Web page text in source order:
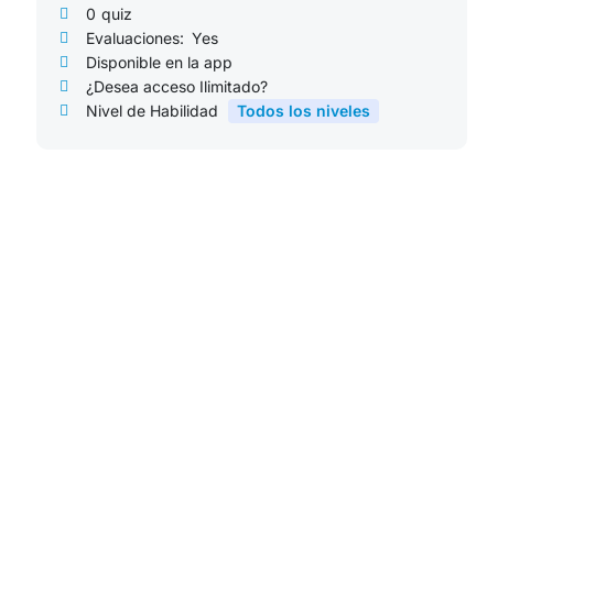
0 quiz
Evaluaciones: Yes
Disponible en la app
¿Desea acceso Ilimitado?
Nivel de Habilidad
Todos los niveles